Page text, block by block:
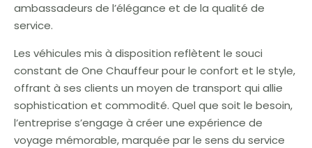
ambassadeurs de l’élégance et de la qualité de
service.
Les véhicules mis à disposition reflètent le souci
constant de One Chauffeur pour le confort et le style,
offrant à ses clients un moyen de transport qui allie
sophistication et commodité. Quel que soit le besoin,
l’entreprise s’engage à créer une expérience de
voyage mémorable, marquée par le sens du service